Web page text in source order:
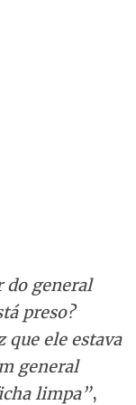
do general
preso?
que ele estava
general
limpa”,